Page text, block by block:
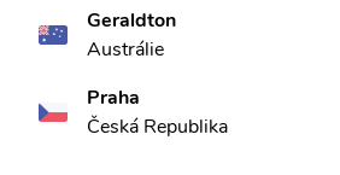
Geraldton
Austrálie
Praha
Česká Republika